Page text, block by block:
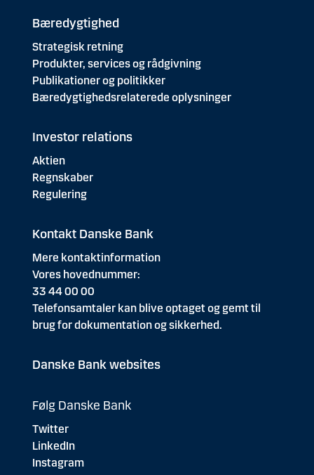
Bæredygtighed
Strategisk retning
Produkter, services og rådgivning
Publikationer og politikker
Bæredygtighedsrelaterede oplysninger
Investor relations
Aktien
Regnskaber
Regulering
Kontakt Danske Bank
Mere kontaktinformation
Vores hovednummer:
33 44 00 00
Telefonsamtaler kan blive optaget og gemt til
brug for dokumentation og sikkerhed.
Danske Bank websites
Følg Danske Bank
Twitter
LinkedIn
Instagram